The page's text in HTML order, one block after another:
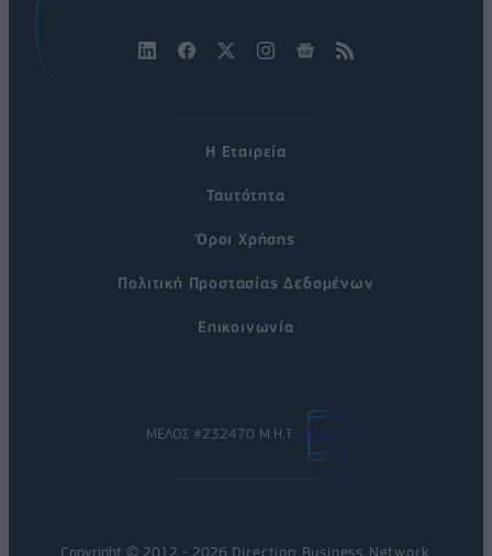
Η Εταιρεία
Ταυτότητα
Όροι Χρήσης
Πολιτική Προστασίας Δεδομένων
Επικοινωνία
ΜΕΛΟΣ #232470 Μ.Η.Τ.
Copyright © 2012 - 2026 Direction Business Network